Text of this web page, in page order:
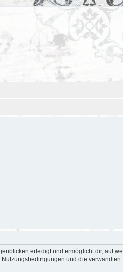
erledigt und ermöglicht dir, auf
und die